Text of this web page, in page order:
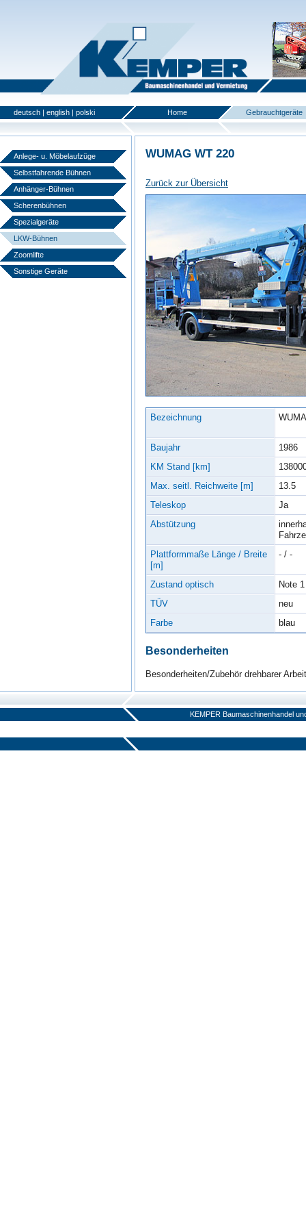
deutsch | english | polski Home Gebrauchtgeräte
Anlege- u. Möbelaufzüge
Selbstfahrende Bühnen
Anhänger-Bühnen
Scherenbühnen
Spezialgeräte
LKW-Bühnen
Zoomlifte
Sonstige Geräte
WUMAG WT 220
Zurück zur Übersicht
Bezeichnung
Baujahr
1986
KM Stand [km]
Max. seitl. Reichweite [m]
13.5
Teleskop
Ja
Abstützung
Plattformmaße Länge / Breite
[m]
- / -
Zustand optisch
Note 1
TÜV
neu
Farbe
blau
Besonderheiten
Besonderheiten/Zubehör drehbarer
KEMPER Baumaschinenhandel